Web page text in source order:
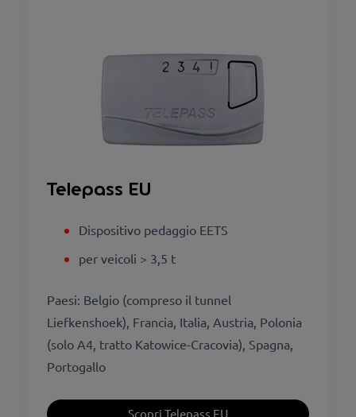
Telepass EU
Dispositivo pedaggio EETS
per veicoli > 3,5 t
Paesi: Belgio (compreso il tunnel
Liefkenshoek), Francia, Italia, Austria, Polonia
(solo A4, tratto Katowice-Cracovia), Spagna,
Portogallo
Scopri Telepass EU